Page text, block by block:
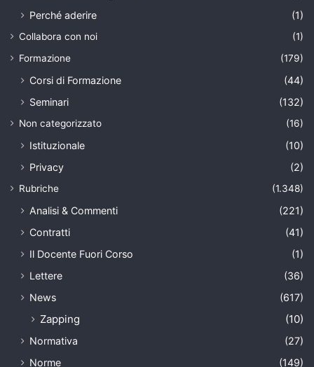
Perché aderire
(1)
Collabora con noi
(1)
Formazione
(179)
Corsi di Formazione
(44)
Seminari
(132)
Non categorizzato (16)
Istituzionale
(10)
Privacy
(2)
Rubriche (1.348)
Analisi & Commenti
(221)
Contratti
(41)
Il Docente Fuori Corso
(1)
Lettere
(36)
News
(617)
Zapping (10)
Normativa
(27)
Norme
(149)